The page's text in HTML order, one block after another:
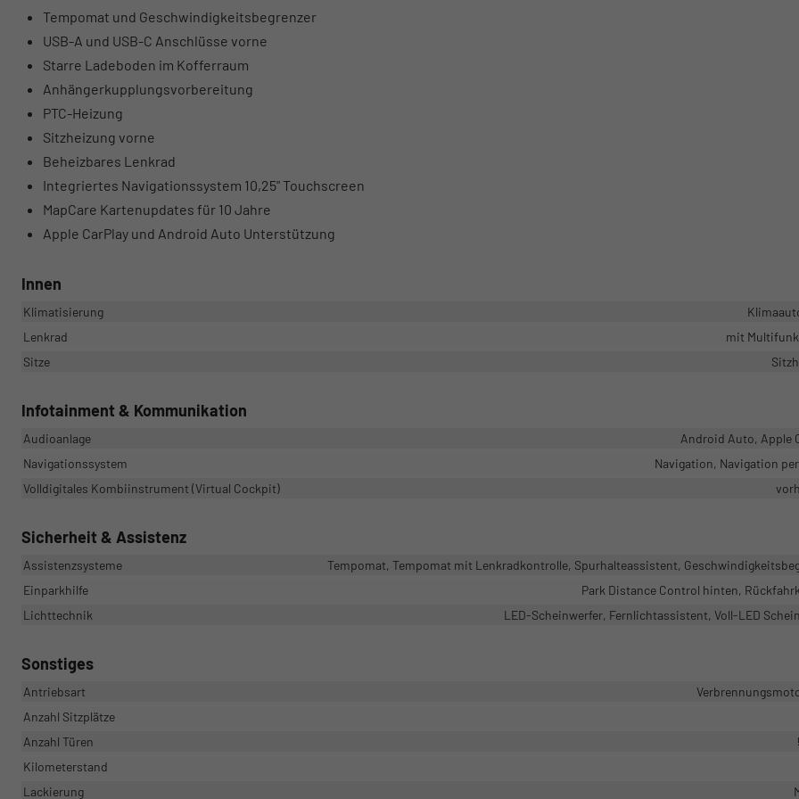
Tempomat und Geschwindigkeitsbegrenzer
USB-A und USB-C Anschlüsse vorne
Starre Ladeboden im Kofferraum
Anhängerkupplungsvorbereitung
PTC-Heizung
Sitzheizung vorne
Beheizbares Lenkrad
Integriertes Navigationssystem 10,25" Touchscreen
MapCare Kartenupdates für 10 Jahre
Apple CarPlay und Android Auto Unterstützung
Innen
Klimatisierung
Lenkrad
mit
Sitze
Infotainment & Kommunikation
Audioanlage
Android Auto, Apple
Navigationssystem
Navigation, Navigation
Volldigitales Kombiinstrument (Virtual Cockpit)
Sicherheit & Assistenz
Assistenzsysteme
Tempomat, Tempomat mit Lenkradkontrolle, Spurhalteassistent,
Einparkhilfe
Park Distance Control hinten,
Lichttechnik
LED-Scheinwerfer, Fernlichtassistent, Voll-LED
Sonstiges
Antriebsart
Anzahl Sitzplätze
Anzahl Türen
Kilometerstand
Lackierung